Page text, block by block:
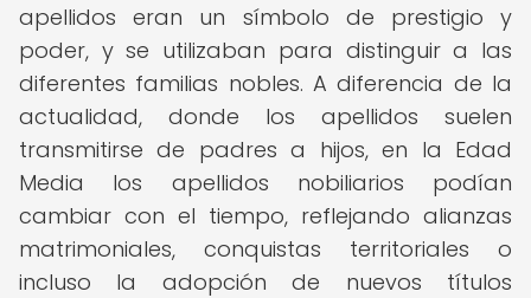
apellidos eran un símbolo de prestigio y
poder, y se utilizaban para distinguir a las
diferentes familias nobles. A diferencia de la
actualidad, donde los apellidos suelen
transmitirse de padres a hijos, en la Edad
Media los apellidos nobiliarios podían
cambiar con el tiempo, reflejando alianzas
matrimoniales, conquistas territoriales o
incluso la adopción de nuevos títulos